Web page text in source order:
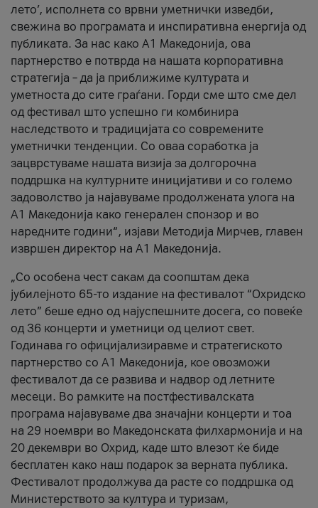
лето’, исполнета со врвни уметнички изведби,
свежина во програмата и инспиративна енергија од
публиката. За нас како A1 Македонија, ова
партнерство е потврда на нашата корпоративна
стратегија – да ја приближиме културата и
уметноста до сите граѓани. Горди сме што сме дел
од фестивал што успешно ги комбинира
наследството и традицијата со современите
уметнички тенденции. Со оваа соработка ја
зацврстуваме нашата визија за долгорочна
поддршка на културните иницијативи и со големо
задоволство ја најавуваме продолжената улога на
A1 Македонија како генерален спонзор и во
наредните години“, изјави Методија Мирчев, главен
извршен директор на A1 Македонија.
„Со особена чест сакам да соопштам дека
јубилејното 65-то издание на фестивалот “Охридско
лето” беше едно од најуспешните досега, со повеќе
од 36 концерти и уметници од целиот свет.
Годинава го официјализиравме и стратегиското
партнерство со А1 Македонија, кое овозможи
фестивалот да се развива и надвор од летните
месеци. Во рамките на постфестивалската
програма најавуваме два значајни концерти и тоа
на 29 ноември во Македонската филхармонија и на
20 декември во Охрид, каде што влезот ќе биде
бесплатен како наш подарок за верната публика.
Фестивалот продолжува да расте со поддршка од
Министерството за култура и туризам,